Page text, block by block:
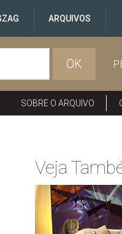
ARQUIVOS
OK
SOBRE O ARQUIVO
Veja